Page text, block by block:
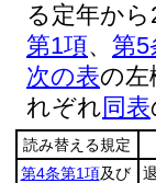
る定年か
第1項、 第5
次の表の左
れぞれ同表
読み替える規定
第4条第1項及び